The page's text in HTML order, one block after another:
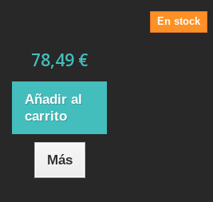
En stock
78,49 €
Añadir al
carrito
Más